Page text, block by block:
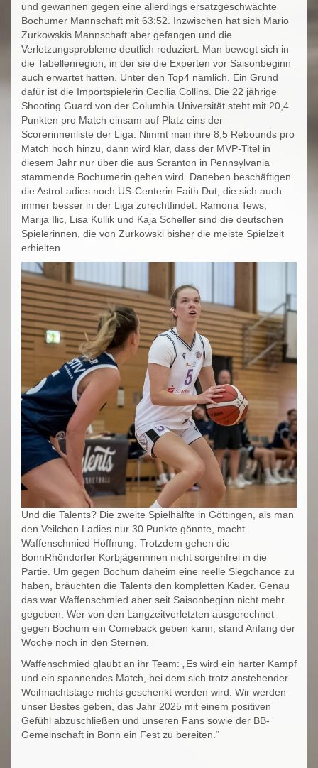
und gewannen gegen eine allerdings ersatzgeschwächte
Bochumer Mannschaft mit 63:52. Inzwischen hat sich Mario
Zurkowskis Mannschaft aber gefangen und die
Verletzungsprobleme deutlich reduziert. Man bewegt sich in
die Tabellenregion, in der sie die Experten vor Saisonbeginn
auch erwartet hatten. Unter den Top4 nämlich. Ein Grund
dafür ist die Importspielerin Cecilia Collins. Die 22 jährige
Shooting Guard von der Columbia Universität steht mit 20,4
Punkten pro Match einsam auf Platz eins der
Scorerinnenliste der Liga. Nimmt man ihre 8,5 Rebounds pro
Match noch hinzu, dann wird klar, dass der MVP-Titel in
diesem Jahr nur über die aus Scranton in Pennsylvania
stammende Bochumerin gehen wird. Daneben beschäftigen
die AstroLadies noch US-Centerin Faith Dut, die sich auch
immer besser in der Liga zurechtfindet. Ramona Tews,
Marija Ilic, Lisa Kullik und Kaja Scheller sind die deutschen
Spielerinnen, die von Zurkowski bisher die meiste Spielzeit
erhielten.
Und die Talents? Die zweite Spielhälfte in Göttingen, als man
den Veilchen Ladies nur 30 Punkte gönnte, macht
Waffenschmied Hoffnung. Trotzdem gehen die
BonnRhöndorfer Korbjägerinnen nicht sorgenfrei in die
Partie. Um gegen Bochum daheim eine reelle Siegchance zu
haben, bräuchten die Talents den kompletten Kader. Genau
das war Waffenschmied aber seit Saisonbeginn nicht mehr
gegeben. Wer von den Langzeitverletzten ausgerechnet
gegen Bochum ein Comeback geben kann, stand Anfang der
Woche noch in den Sternen.
Waffenschmied glaubt an ihr Team: „Es wird ein harter Kampf
und ein spannendes Match, bei dem sich trotz anstehender
Weihnachtstage nichts geschenkt werden wird. Wir werden
unser Bestes geben, das Jahr 2025 mit einem positiven
Gefühl abzuschließen und unseren Fans sowie der BB-
Gemeinschaft in Bonn ein Fest zu bereiten.“